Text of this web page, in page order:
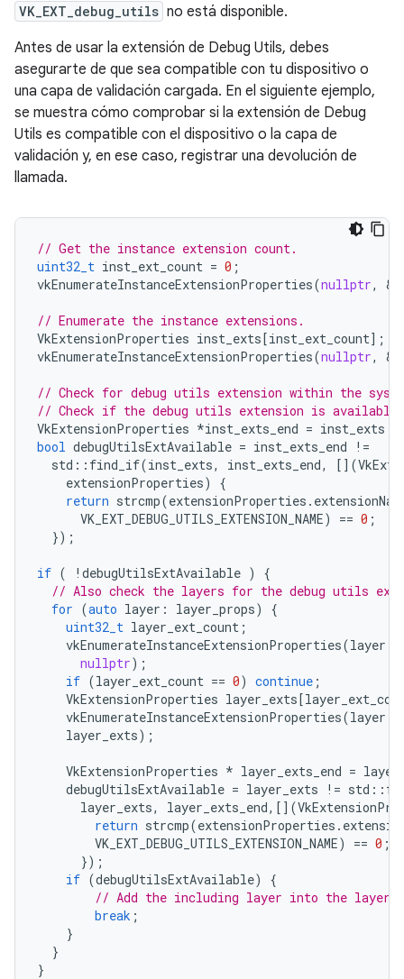
VK_EXT_debug_utils no está disponible.
Antes de usar la extensión de Debug Utils, debes
asegurarte de que sea compatible con tu dispositivo o
una capa de validación cargada. En el siguiente ejemplo,
se muestra cómo comprobar si la extensión de Debug
Utils es compatible con el dispositivo o la capa de
validación y, en ese caso, registrar una devolución de
llamada.
// Get the instance extension count.
uint32_t inst_ext_count = 0 ;
vkEnumerateInstanceExtensionProperties(nullptr, &
// Enumerate the instance extensions.
VkExtensionProperties inst_exts[inst_ext_count];
vkEnumerateInstanceExtensionProperties(nullptr, &
// Check for debug utils extension within the
// Check if the debug utils extension is
VkExtensionProperties *inst_exts_end = inst_exts
bool debugUtilsExtAvailable = inst_exts_end
!=
std :: find_if(inst_exts, inst_exts_end, [](
extensionProperties)
{
return strcmp(extensionProperties .
VK_EXT_DEBUG_UTILS_EXTENSION_NAME) == 0 ;
});
if ( ! debugUtilsExtAvailable )
{
// Also check the layers for the debug utils
for (auto layer : layer_props)
{
uint32_t layer_ext_count ;
vkEnumerateInstanceExtensionProperties(layer
nullptr);
if (layer_ext_count == 0) continue ;
VkExtensionProperties layer_exts[
vkEnumerateInstanceExtensionProperties(layer
layer_exts);
VkExtensionProperties * layer_exts_end =
debugUtilsExtAvailable = layer_exts != std ::
layer_exts, layer_exts_end,[](
return strcmp(extensionProperties .
VK_EXT_DEBUG_UTILS_EXTENSION_NAME) == 0 ;
});
if (debugUtilsExtAvailable)
{
// Add the including layer into the layer
break ;
}
}
}